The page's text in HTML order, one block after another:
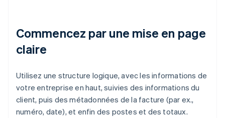
Commencez par une mise en page
claire
Utilisez une structure logique, avec les informations de
votre entreprise en haut, suivies des informations du
client, puis des métadonnées de la facture (par ex.,
numéro, date), et enfin des postes et des totaux.